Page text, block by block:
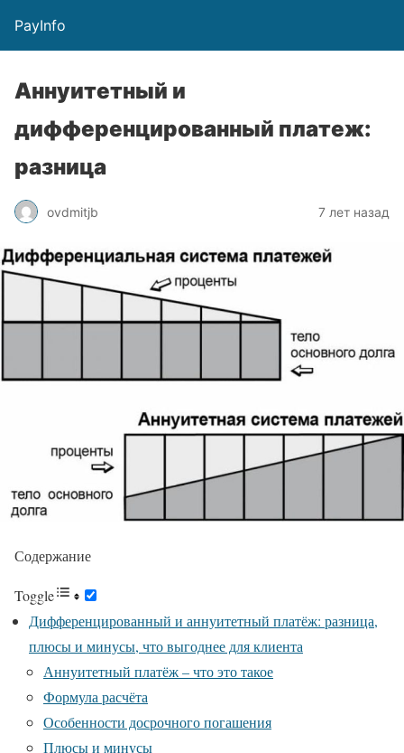
PayInfo
Аннуитетный и
дифференцированный платеж:
разница
ovdmitjb 7 лет назад
Содержание
Toggle
Дифференцированный и аннуитетный платёж: разница,
плюсы и минусы, что выгоднее для клиента
Аннуитетный платёж – что это такое
Формула расчёта
Особенности досрочного погашения
Плюсы и минусы